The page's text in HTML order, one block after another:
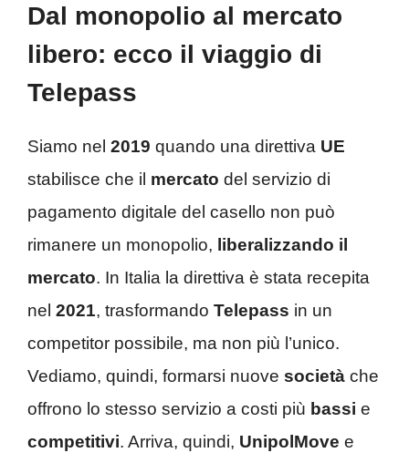
Dal monopolio al mercato
libero: ecco il viaggio di
Telepass
Siamo nel 2019 quando una direttiva UE
stabilisce che il mercato del servizio di
pagamento digitale del casello non può
rimanere un monopolio, liberalizzando il
mercato. In Italia la direttiva è stata recepita
nel 2021, trasformando Telepass in un
competitor possibile, ma non più l’unico.
Vediamo, quindi, formarsi nuove società che
offrono lo stesso servizio a costi più bassi e
competitivi. Arriva, quindi, UnipolMove e